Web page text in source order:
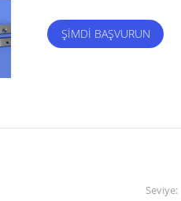
ŞIMDI BAŞVURUN
Seviye: